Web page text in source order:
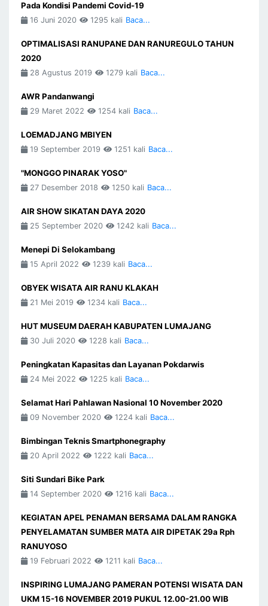
Pada Kondisi Pandemi Covid-19
16 Juni 2020 1295 kali Baca...
OPTIMALISASI RANUPANE DAN RANUREGULO TAHUN
2020
28 Agustus 2019 1279 kali Baca...
AWR Pandanwangi
29 Maret 2022 1254 kali Baca...
LOEMADJANG MBIYEN
19 September 2019 1251 kali Baca...
"MONGGO PINARAK YOSO"
27 Desember 2018 1250 kali Baca...
AIR SHOW SIKATAN DAYA 2020
25 September 2020 1242 kali Baca...
Menepi Di Selokambang
15 April 2022 1239 kali Baca...
OBYEK WISATA AIR RANU KLAKAH
21 Mei 2019 1234 kali Baca...
HUT MUSEUM DAERAH KABUPATEN LUMAJANG
30 Juli 2020 1228 kali Baca...
Peningkatan Kapasitas dan Layanan Pokdarwis
24 Mei 2022 1225 kali Baca...
Selamat Hari Pahlawan Nasional 10 November 2020
09 November 2020 1224 kali Baca...
Bimbingan Teknis Smartphonegraphy
20 April 2022 1222 kali Baca...
Siti Sundari Bike Park
14 September 2020 1216 kali Baca...
KEGIATAN APEL PENAMAN BERSAMA DALAM RANGKA
PENYELAMATAN SUMBER MATA AIR DIPETAK 29a Rph
RANUYOSO
19 Februari 2022 1211 kali Baca...
INSPIRING LUMAJANG PAMERAN POTENSI WISATA DAN
UKM 15-16 NOVEMBER 2019 PUKUL 12.00-21.00 WIB